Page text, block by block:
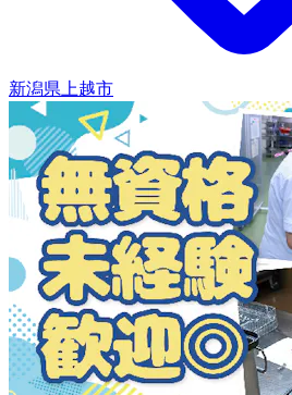
新潟県上越市